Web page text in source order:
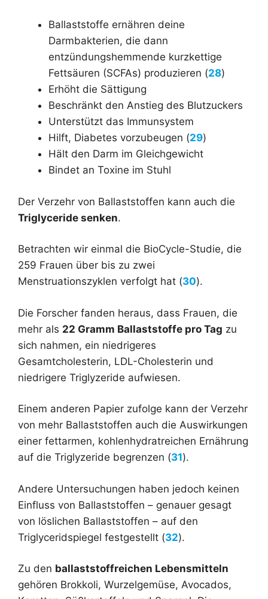
Ballaststoffe ernähren deine
Darmbakterien, die dann
entzündungshemmende kurzkettige
Fettsäuren (SCFAs) produzieren (28)
Erhöht die Sättigung
Beschränkt den Anstieg des Blutzuckers
Unterstützt das Immunsystem
Hilft, Diabetes vorzubeugen (29)
Hält den Darm im Gleichgewicht
Bindet an Toxine im Stuhl
Der Verzehr von Ballaststoffen kann auch die
Triglyceride senken.
Betrachten wir einmal die BioCycle-Studie, die
259 Frauen über bis zu zwei
Menstruationszyklen verfolgt hat (30).
Die Forscher fanden heraus, dass Frauen, die
mehr als 22 Gramm Ballaststoffe pro Tag zu
sich nahmen, ein niedrigeres
Gesamtcholesterin, LDL-Cholesterin und
niedrigere Triglyzeride aufwiesen.
Einem anderen Papier zufolge kann der Verzehr
von mehr Ballaststoffen auch die Auswirkungen
einer fettarmen, kohlenhydratreichen Ernährung
auf die Triglyzeride begrenzen (31).
Andere Untersuchungen haben jedoch keinen
Einfluss von Ballaststoffen – genauer gesagt
von löslichen Ballaststoffen – auf den
Triglyceridspiegel festgestellt (32).
Zu den ballaststoffreichen Lebensmitteln
gehören Brokkoli, Wurzelgemüse, Avocados,